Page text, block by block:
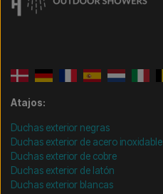
Atajos:
Duchas exterior negras
Duchas exterior de acero inoxidable
Duchas exterior de cobre
Duchas exterior de latón
Duchas exterior blancas